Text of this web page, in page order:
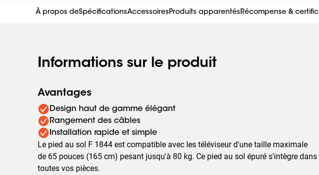
À propos deSpécificationsAccessoiresProduits apparentésRécompense &
Informations sur le produit
Avantages
Design haut de gamme élégant
Rangement des câbles
Installation rapide et simple
Le pied au sol F 1844 est compatible avec les téléviseur d'une taille maximale
de 65 pouces (165 cm) pesant jusqu'à 80 kg. Ce pied au sol épuré s'intègre dans
toutes vos pièces.